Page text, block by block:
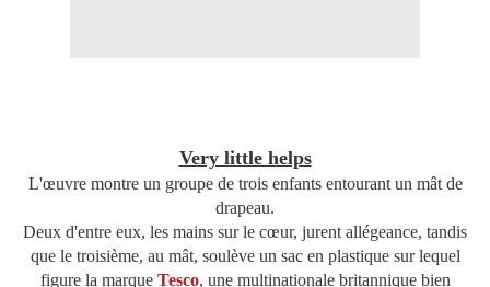
Very little helps
L'œuvre montre un groupe de trois enfants entourant un mât de
drapeau.
Deux d'entre eux, les mains sur le cœur, jurent allégeance, tandis
que le troisième, au mât, soulève un sac en plastique sur lequel
figure la marque Tesco, une multinationale britannique bien